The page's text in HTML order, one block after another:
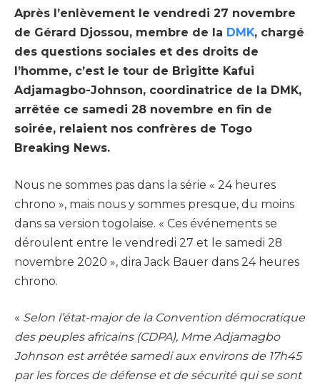
Après l’enlèvement le vendredi 27 novembre
de Gérard Djossou, membre de la DMK, chargé
des questions sociales et des droits de
l’homme, c’est le tour de Brigitte Kafui
Adjamagbo-Johnson, coordinatrice de la DMK,
arrêtée ce samedi 28 novembre en fin de
soirée, relaient nos confrères de Togo
Breaking News.
Nous ne sommes pas dans la série « 24 heures
chrono », mais nous y sommes presque, du moins
dans sa version togolaise. « Ces événements se
déroulent entre le vendredi 27 et le samedi 28
novembre 2020 », dira Jack Bauer dans 24 heures
chrono.
« Selon l’état-major de la Convention démocratique
des peuples africains (CDPA), Mme Adjamagbo
Johnson est arrêtée samedi aux environs de 17h45
par les forces de défense et de sécurité qui se sont